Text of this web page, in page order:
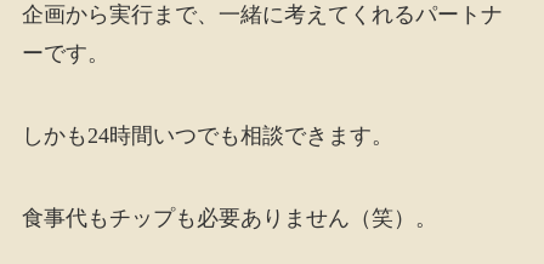
企画から実行まで、一緒に考えてくれるパートナ
ーです。
しかも24時間いつでも相談できます。
食事代もチップも必要ありません（笑）。